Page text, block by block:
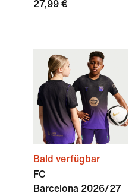
27,99 €
Bald verfügbar
FC
Barcelona 2026/27